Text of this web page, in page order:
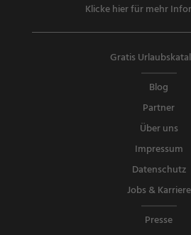
Klicke hier für mehr
Gratis
Blog
Partner
Über uns
Impressum
Datenschutz
Jobs & Karriere
Presse